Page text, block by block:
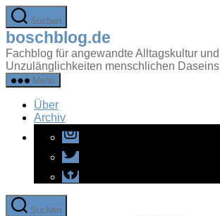
Zum
Inhalt
springen
Suchen
boschblog.de
Fachblog für angewandte Alltagskultur und
Unzulänglichkeiten menschlichen Daseins
Menü
Über
Archiv
Instagram
Twitter
Facebook
Suchen